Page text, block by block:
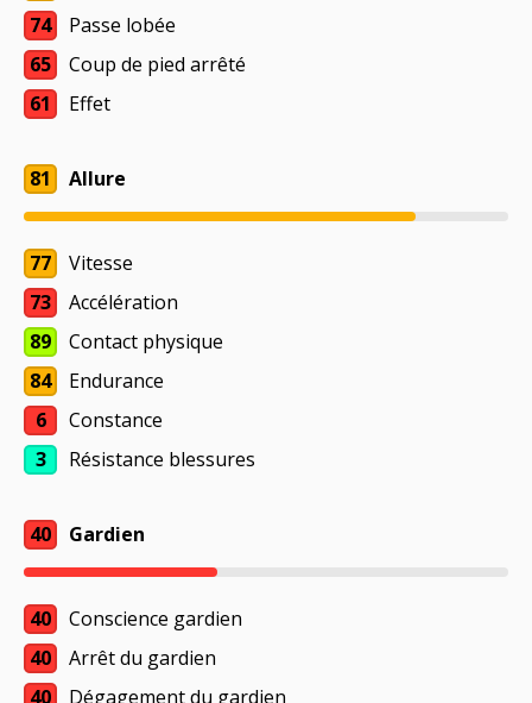
74
Passe lobée
65
Coup de pied arrêté
61
Effet
81 Allure
77
Vitesse
73
Accélération
89
Contact physique
84
Endurance
6
Constance
3
Résistance blessures
40 Gardien
40
Conscience gardien
40
Arrêt du gardien
40
Dégagement du gardien